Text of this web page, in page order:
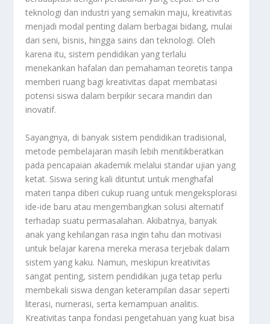
teknologi dan industri yang semakin maju, kreativitas
menjadi modal penting dalam berbagai bidang, mulai
dari seni, bisnis, hingga sains dan teknologi. Oleh
karena itu, sistem pendidikan yang terlalu
menekankan hafalan dan pemahaman teoretis tanpa
memberi ruang bagi kreativitas dapat membatasi
potensi siswa dalam berpikir secara mandiri dan
inovatif.
Sayangnya, di banyak sistem pendidikan tradisional,
metode pembelajaran masih lebih menitikberatkan
pada pencapaian akademik melalui standar ujian yang
ketat. Siswa sering kali dituntut untuk menghafal
materi tanpa diberi cukup ruang untuk mengeksplorasi
ide-ide baru atau mengembangkan solusi alternatif
terhadap suatu permasalahan. Akibatnya, banyak
anak yang kehilangan rasa ingin tahu dan motivasi
untuk belajar karena mereka merasa terjebak dalam
sistem yang kaku. Namun, meskipun kreativitas
sangat penting, sistem pendidikan juga tetap perlu
membekali siswa dengan keterampilan dasar seperti
literasi, numerasi, serta kemampuan analitis.
Kreativitas tanpa fondasi pengetahuan yang kuat bisa